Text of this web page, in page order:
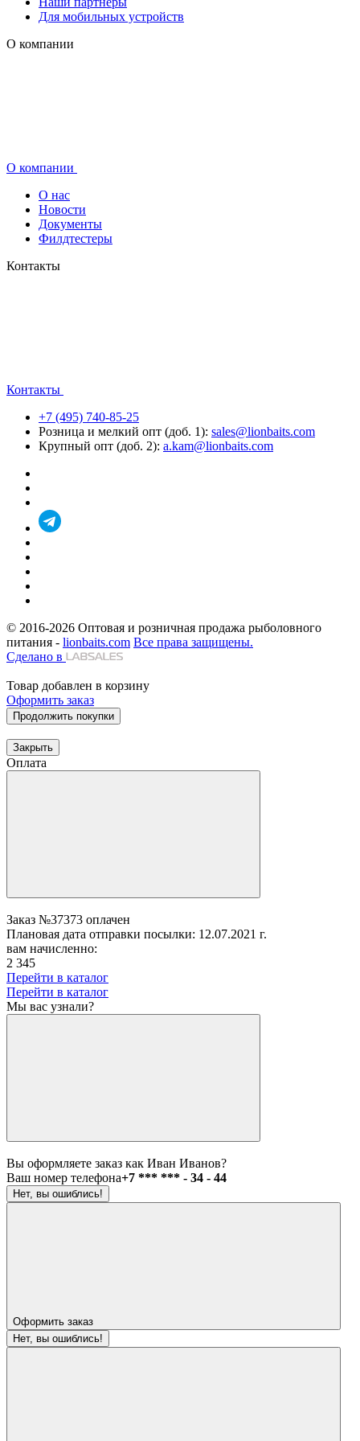
Для мобильных устройств
О компании
О компании
О нас
Новости
Документы
Филдтестеры
Контакты
Контакты
+7 (495) 740-85-25
Розница и мелкий опт (доб. 1): sales@lionbaits.com
Крупный опт (доб. 2): a.kam@lionbaits.com
© 2016-2026 Оптовая и розничная продажа рыболовного
питания - lionbaits.com Все права защищены.
Сделано в
Товар добавлен в корзину
Оформить заказ
Продолжить покупки
Закрыть
Оплата
Заказ №37373 оплачен
Плановая дата отправки посылки: 12.07.2021 г.
вам начисленно:
2 345
Перейти в каталог
Перейти в каталог
Мы вас узнали?
Вы оформляете заказ как Иван Иванов?
Ваш номер телефона+7 *** *** - 34 - 44
Нет, вы ошиблись!
Оформить заказ
Нет, вы ошиблись!